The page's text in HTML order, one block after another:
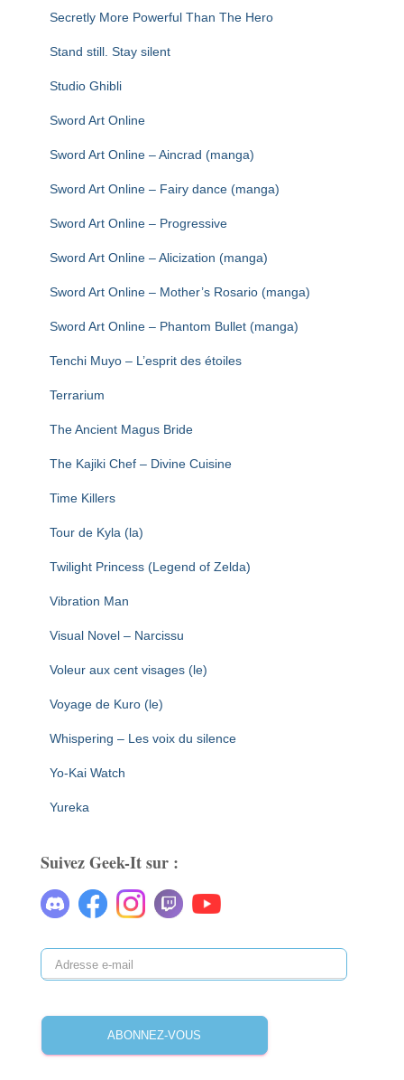
Secretly More Powerful Than The Hero
Stand still. Stay silent
Studio Ghibli
Sword Art Online
Sword Art Online – Aincrad (manga)
Sword Art Online – Fairy dance (manga)
Sword Art Online – Progressive
Sword Art Online – Alicization (manga)
Sword Art Online – Mother’s Rosario (manga)
Sword Art Online – Phantom Bullet (manga)
Tenchi Muyo – L’esprit des étoiles
Terrarium
The Ancient Magus Bride
The Kajiki Chef – Divine Cuisine
Time Killers
Tour de Kyla (la)
Twilight Princess (Legend of Zelda)
Vibration Man
Visual Novel – Narcissu
Voleur aux cent visages (le)
Voyage de Kuro (le)
Whispering – Les voix du silence
Yo-Kai Watch
Yureka
Suivez Geek-It sur :
A
d
e
s
ABONNEZ-VOUS